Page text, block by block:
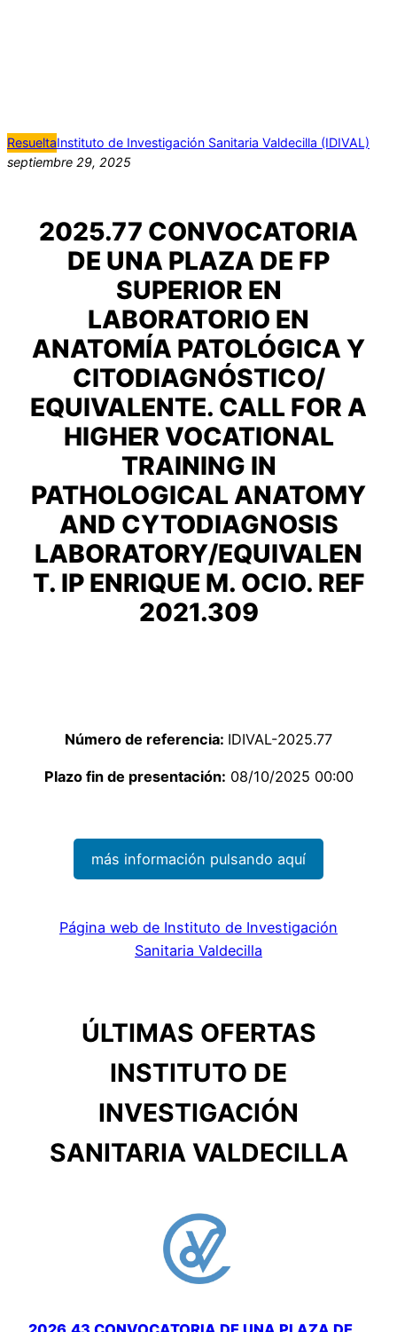
ResueltaInstituto de Investigación Sanitaria Valdecilla (IDIVAL)
septiembre 29, 2025
2025.77 CONVOCATORIA
DE UNA PLAZA DE FP
SUPERIOR EN
LABORATORIO EN
ANATOMÍA PATOLÓGICA Y
CITODIAGNÓSTICO/
EQUIVALENTE. CALL FOR A
HIGHER VOCATIONAL
TRAINING IN
PATHOLOGICAL ANATOMY
AND CYTODIAGNOSIS
LABORATORY/EQUIVALEN
T. IP ENRIQUE M. OCIO. REF
2021.309
Número de referencia: IDIVAL-2025.77
Plazo fin de presentación: 08/10/2025 00:00
más información pulsando aquí
Página web de Instituto de Investigación
Sanitaria Valdecilla
ÚLTIMAS OFERTAS
INSTITUTO DE
INVESTIGACIÓN
SANITARIA VALDECILLA